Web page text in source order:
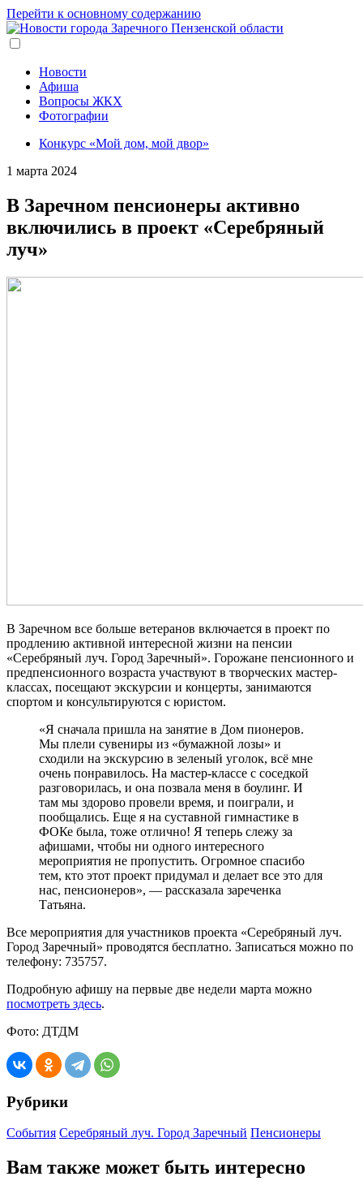
Перейти к основному содержанию
Новости
Афиша
Вопросы ЖКХ
Фотографии
Конкурс «Мой дом, мой двор»
1 марта 2024
В Заречном пенсионеры активно
включились в проект «Серебряный
луч»
В Заречном все больше ветеранов включается в проект по
продлению активной интересной жизни на пенсии
«Серебряный луч. Город Заречный». Горожане пенсионного и
предпенсионного возраста участвуют в творческих мастер-
классах, посещают экскурсии и концерты, занимаются
спортом и консультируются с юристом.
«Я сначала пришла на занятие в Дом пионеров.
Мы плели сувениры из «бумажной лозы» и
сходили на экскурсию в зеленый уголок, всё мне
очень понравилось. На мастер-классе с соседкой
разговорилась, и она позвала меня в боулинг. И
там мы здорово провели время, и поиграли, и
пообщались. Еще я на суставной гимнастике в
ФОКе была, тоже отлично! Я теперь слежу за
афишами, чтобы ни одного интересного
мероприятия не пропустить. Огромное спасибо
тем, кто этот проект придумал и делает все это для
нас, пенсионеров», — рассказала зареченка
Татьяна.
Все мероприятия для участников проекта «Серебряный луч.
Город Заречный» проводятся бесплатно. Записаться можно по
телефону: 735757.
Подробную афишу на первые две недели марта можно
посмотреть здесь.
Фото: ДТДМ
Рубрики
События Серебряный луч. Город Заречный Пенсионеры
Вам также может быть интересно